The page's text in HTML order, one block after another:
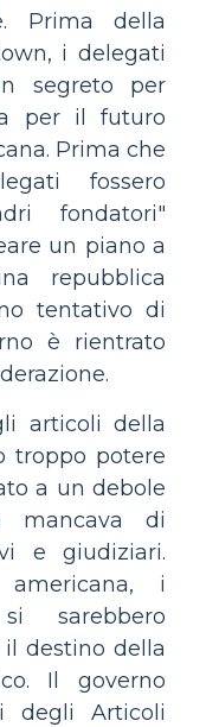
Prima della
i delegati
segreto per
per il futuro
Prima che
fossero
fondatori"
un piano a
repubblica
tentativo di
è rientrato
articoli della
troppo potere
a un debole
mancava di
e giudiziari.
i
sarebbero
destino della
Il governo
degli Articoli